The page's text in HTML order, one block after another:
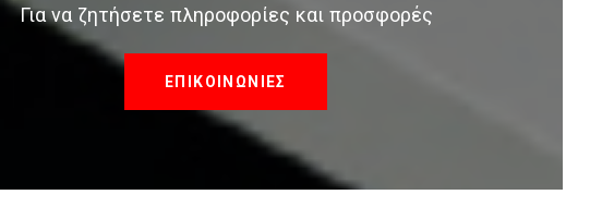
Για να ζητήσετε πληροφορίες και προσφορές
ΕΠΙΚΟΙΝΩΝΙΕΣ